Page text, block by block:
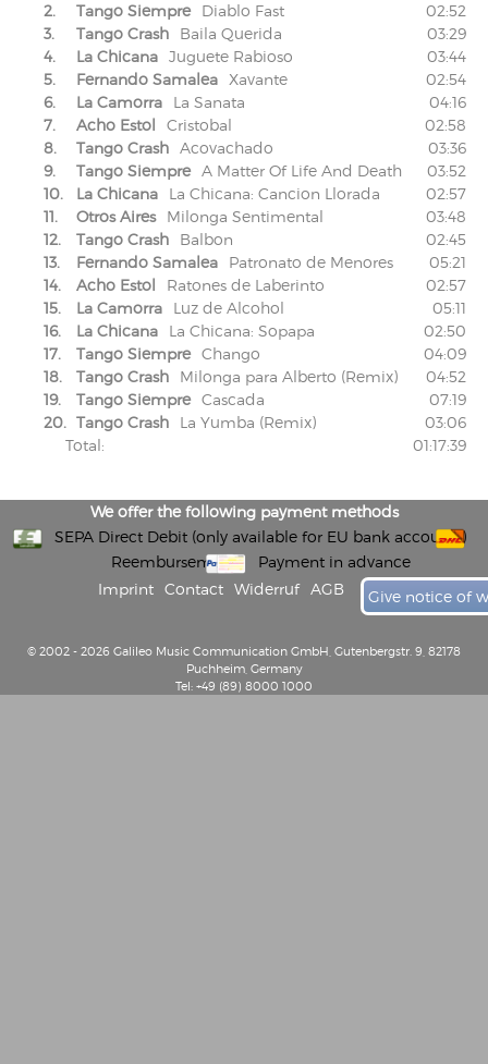
2.
Tango Siempre Diablo Fast
02:52
3.
Tango Crash Baila Querida
03:29
4.
La Chicana Juguete Rabioso
03:44
5.
Fernando Samalea Xavante
02:54
6.
La Camorra La Sanata
04:16
7.
Acho Estol Cristobal
02:58
8.
Tango Crash Acovachado
03:36
9.
Tango Siempre A Matter Of Life And Death
03:52
10.
La Chicana La Chicana: Cancion Llorada
02:57
11.
Otros Aires Milonga Sentimental
03:48
12.
Tango Crash Balbon
02:45
13.
Fernando Samalea Patronato de Menores
05:21
14.
Acho Estol Ratones de Laberinto
02:57
15.
La Camorra Luz de Alcohol
05:11
16.
La Chicana La Chicana: Sopapa
02:50
17.
Tango Siempre Chango
04:09
18.
Tango Crash Milonga para Alberto (Remix)
04:52
19.
Tango Siempre Cascada
07:19
20. Tango Crash La Yumba (Remix)
03:06
Total:
01:17:39
We offer the following payment methods
SEPA Direct Debit (only available for EU bank accounts)
Reembursement
Payment in advance
Imprint
Contact Widerruf AGB Give notice of
© 2002 - 2026 Galileo Music Communication GmbH, Gutenbergstr. 9, 82178
Puchheim, Germany
Tel: +49 (89) 8000 1000